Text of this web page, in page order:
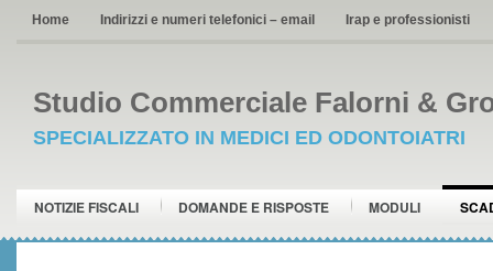
Home Indirizzi e numeri telefonici – email Irap e professionisti
Studio Commerciale Falorni &
SPECIALIZZATO IN MEDICI ED ODONTOIATRI
NOTIZIE FISCALI DOMANDE E RISPOSTE MODULI